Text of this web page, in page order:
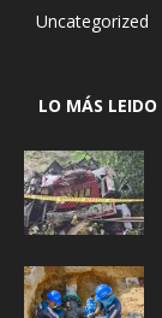
Uncategorized
LO MÁS LEIDO